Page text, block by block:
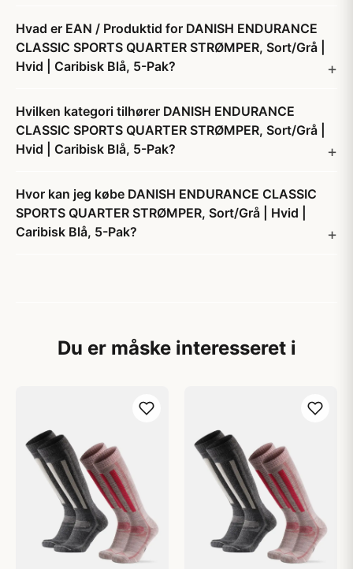
Hvad er EAN / Produktid for DANISH ENDURANCE
CLASSIC SPORTS QUARTER STRØMPER, Sort/Grå |
Hvid | Caribisk Blå, 5-Pak?
Hvilken kategori tilhører DANISH ENDURANCE
CLASSIC SPORTS QUARTER STRØMPER, Sort/Grå |
Hvid | Caribisk Blå, 5-Pak?
Hvor kan jeg købe DANISH ENDURANCE CLASSIC
SPORTS QUARTER STRØMPER, Sort/Grå | Hvid |
Caribisk Blå, 5-Pak?
Du er måske interesseret i